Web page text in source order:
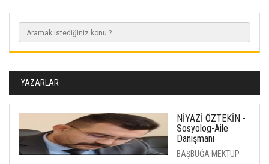
YAZARLAR
NİYAZİ ÖZTEKİN -
Sosyolog-Aile
Danışmanı
BAŞBUĞA MEKTUP